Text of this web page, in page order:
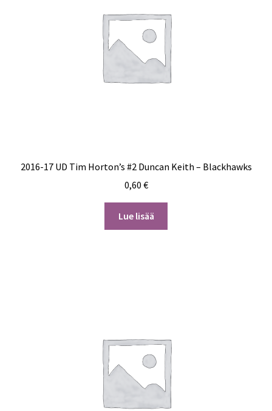
2016-17 UD Tim Horton’s #2 Duncan Keith – Blackhawks
0,60 €
Lue lisää